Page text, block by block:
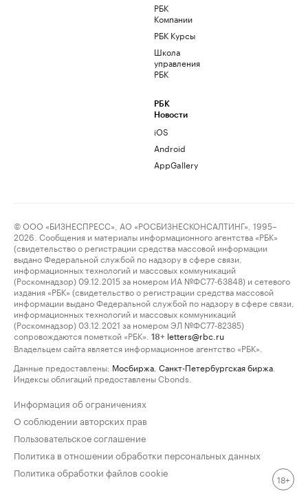
РБК
Компании
РБК Курсы
Школа
управления
РБК
РБК
Новости
iOS
Android
AppGallery
© ООО «БИЗНЕСПРЕСС», АО «РОСБИЗНЕСКОНСАЛТИНГ», 1995–
2026. Сообщения и материалы информационного агентства «РБК»
(свидетельство о регистрации средства массовой информации
выдано Федеральной службой по надзору в сфере связи,
информационных технологий и массовых коммуникаций
(Роскомнадзор) 09.12.2015 за номером ИА №ФС77-63848) и сетевого
издания «РБК» (свидетельство о регистрации средства массовой
информации выдано Федеральной службой по надзору в сфере связи,
информационных технологий и массовых коммуникаций
(Роскомнадзор) 03.12.2021 за номером ЭЛ №ФС77-82385)
сопровождаются пометкой «РБК».
18+ letters@rbc.ru
Владельцем сайта является информационное агентство «РБК».
Данные предоставлены: Мосбиржа Санкт-Петербургская биржа
Индексы облигаций предоставлены Cbonds.
Информация об ограничениях
О соблюдении авторских прав
Пользовательское соглашение
Политика в отношении обработки персональных данных
Политика обработки файлов cookie
18+